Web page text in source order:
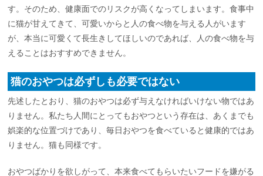
す。そのため、健康面でのリスクが高くなってしまいます。食事中
に猫が甘えてきて、可愛いからと人の食べ物を与える人がいます
が、本当に可愛くて長生きしてほしいのであれば、人の食べ物を与
えることはおすすめできません。
猫のおやつは必ずしも必要ではない
先述したとおり、猫のおやつは必ず与えなければいけない物ではあ
りません。私たち人間にとってもおやつという存在は、あくまでも
娯楽的な位置づけであり、毎日おやつを食べていると健康的ではあ
りません。猫も同様です。
おやつばかりを欲しがって、本来食べてもらいたいフードを嫌がる